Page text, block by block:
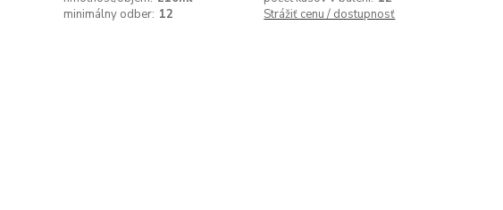
minimálny odber: 12 Strážiť cenu / dostupnosť